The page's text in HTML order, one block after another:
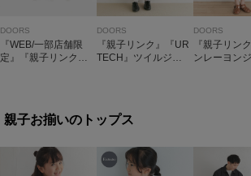
DOORS
『WEB/一部店舗限
定』『親子リンク』
DOORS
『親子リンク』『UR
TECH』ツイルジャ
DOORS
『親子リン
ンレーヨン
親子お揃いのトップス